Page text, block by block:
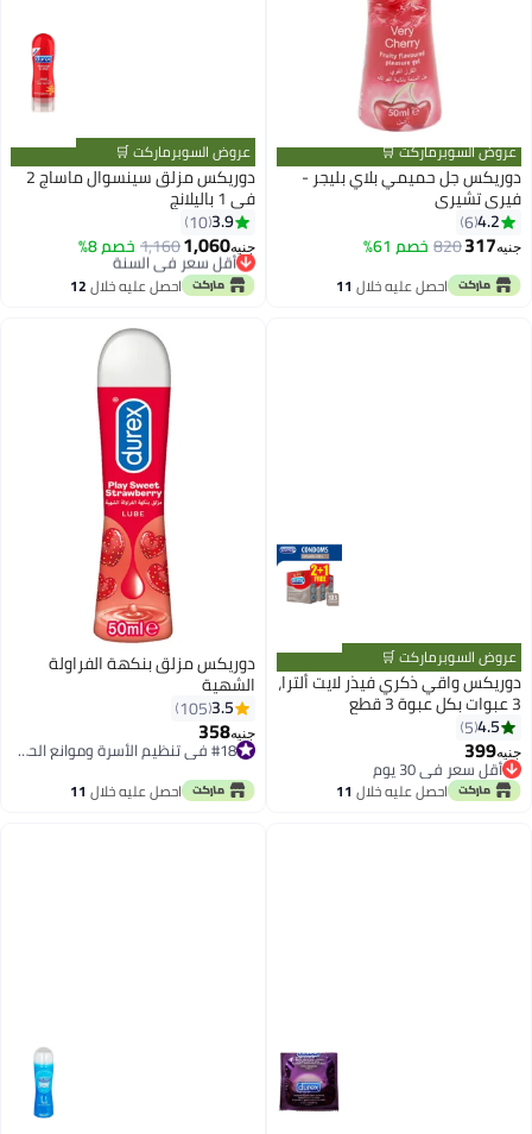
عروض السوبرماركت 🛒
دوريكس جل حميمي بلاي بليجر -
فيري تشيري
4.2
6
جنيه317
820 خصم 61%
احصل عليه خلال 11
عروض السوبرماركت 🛒
دوريكس مزلق سينسوال ماساج 2
في 1 باليلانج
3.9
10
جنيه1,060
1,160خصم 8%
أقل سعر في السنة
توصيل مجاني
أقل سعر في السنة
احصل عليه خلال12
عروض السوبرماركت 🛒
دوريكس واقي ذكري فيذر لايت ألترا،
3 عبوات بكل عبوة 3 قطع
4.5
5
جنيه399
أقل سعر في 30 يوم
أقل سعر في 30 يوماحصل عليه خلال 11
دوريكس مزلق بنكهة الفراولة
الشهية
3.5
105
جنيه358
#18 في تنظيم الأسرة وموانع الحمل
احصل عليه خلال 11